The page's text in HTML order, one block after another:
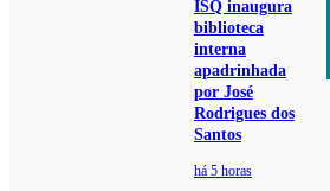
ISQ inaugura
biblioteca
interna
apadrinhada
por José
Rodrigues dos
Santos
há 5 horas